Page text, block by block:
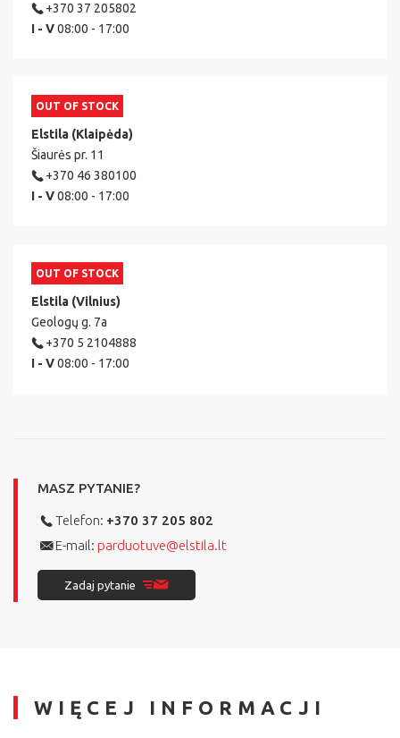
+370 37 205802
I - V08:00 - 17:00
OUT OF STOCK
Elstila (Klaipėda)
Šiaurės pr. 11
+370 46 380100
I - V08:00 - 17:00
OUT OF STOCK
Elstila (Vilnius)
Geologų g. 7a
+370 5 2104888
I - V08:00 - 17:00
MASZ PYTANIE?
Telefon: +370 37 205 802
E-mail: parduotuve@elstila.lt
Zadaj pytanie
WIĘCEJ INFORMACJI